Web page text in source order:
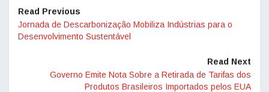
Read Previous
Jornada de Descarbonização Mobiliza Indústrias para o
Desenvolvimento Sustentável
Read Next
Governo Emite Nota Sobre a Retirada de Tarifas dos
Produtos Brasileiros Importados pelos EUA